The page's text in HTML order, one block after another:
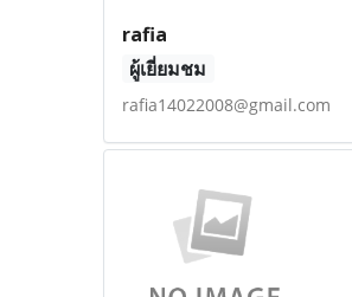
rafia
ผู้เยี่ยมชม
rafia14022008@gmail.com